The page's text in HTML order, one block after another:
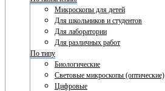
Микроскопы для детей
Для школьников и студентов
Для лаборатории
Для различных работ
По типу
Биологические
Световые микроскопы (оптические)
Цифровые